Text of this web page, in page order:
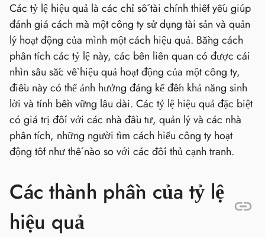
Các tỷ lệ hiệu quả là các chỉ số tài chính thiết yếu giúp
đánh giá cách mà một công ty sử dụng tài sản và quản
lý hoạt động của mình một cách hiệu quả. Bằng cách
phân tích các tỷ lệ này, các bên liên quan có được cái
nhìn sâu sắc về hiệu quả hoạt động của một công ty,
điều này có thể ảnh hưởng đáng kể đến khả năng sinh
lời và tính bền vững lâu dài. Các tỷ lệ hiệu quả đặc biệt
có giá trị đối với các nhà đầu tư, quản lý và các nhà
phân tích, những người tìm cách hiểu công ty hoạt
động tốt như thế nào so với các đối thủ cạnh tranh.
Các thành phần của tỷ lệ
hiệu quả